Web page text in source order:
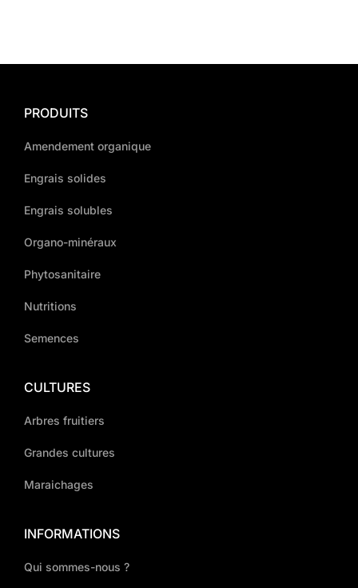
PRODUITS
Amendement organique
Engrais solides
Engrais solubles
Organo-minéraux
Phytosanitaire
Nutritions
Semences
CULTURES
Arbres fruitiers
Grandes cultures
Maraichages
INFORMATIONS
Qui sommes-nous ?